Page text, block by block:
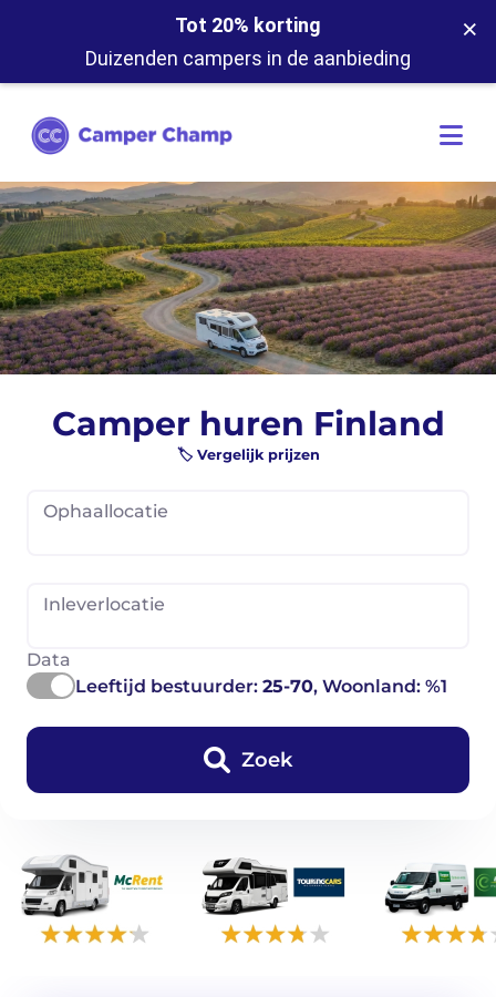
Tot 20% korting
Duizenden campers in de aanbieding
×
Camper huren Finland
🏷️ Vergelijk prijzen
Ophaallocatie
Inleverlocatie
Data
Leeftijd bestuurder: 25-70, Woonland: %1
Zoek